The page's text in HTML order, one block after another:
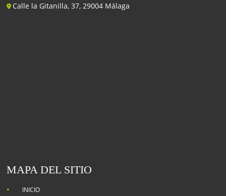
Calle la Gitanilla, 37, 29004 Málaga
MAPA DEL SITIO
INICIO